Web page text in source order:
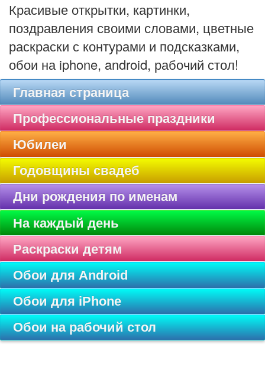
Красивые открытки, картинки,
поздравления своими словами, цветные
раскраски с контурами и подсказками,
обои на iphone, android, рабочий стол!
Главная страница
Профессиональные праздники
Юбилеи
Годовщины свадеб
Дни рождения по именам
На каждый день
Раскраски детям
Обои для Android
Обои для iPhone
Обои на рабочий стол